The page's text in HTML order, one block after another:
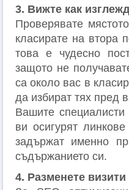
3. Вижте как
Проверявате
класирате на втора
това е чудесно
защото не
са около вас в
да избират тях пред
Вашите
ви осигурят
задържат именно
съдържанието си.
4. Разменете визити